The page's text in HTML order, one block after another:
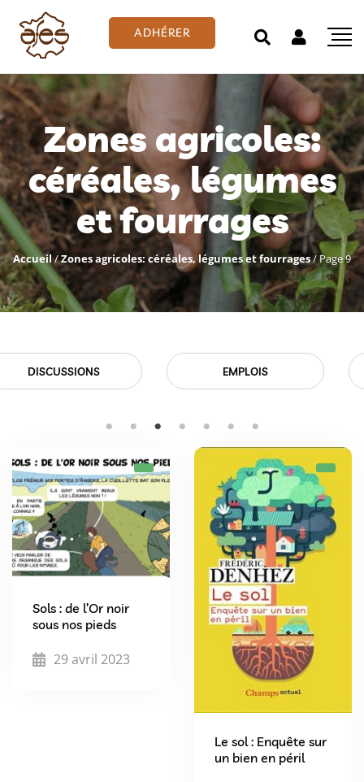
ADHÉRER
Zones agricoles:
céréales, légumes
et fourrages
Accueil/Zones agricoles: céréales, légumes et fourrages/Page 9
EMPLOIS EVÉNEMENTS
Sols : de l’Or noir
sous nos pieds
29 avril 2023
Le sol : Enquête sur
un bien en péril